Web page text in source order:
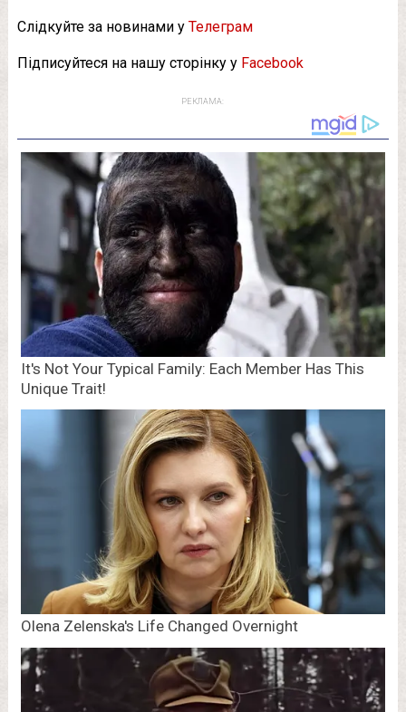
Слідкуйте за новинами у Телеграм
Підписуйтеся на нашу сторінку у Facebook
РЕКЛАМА: